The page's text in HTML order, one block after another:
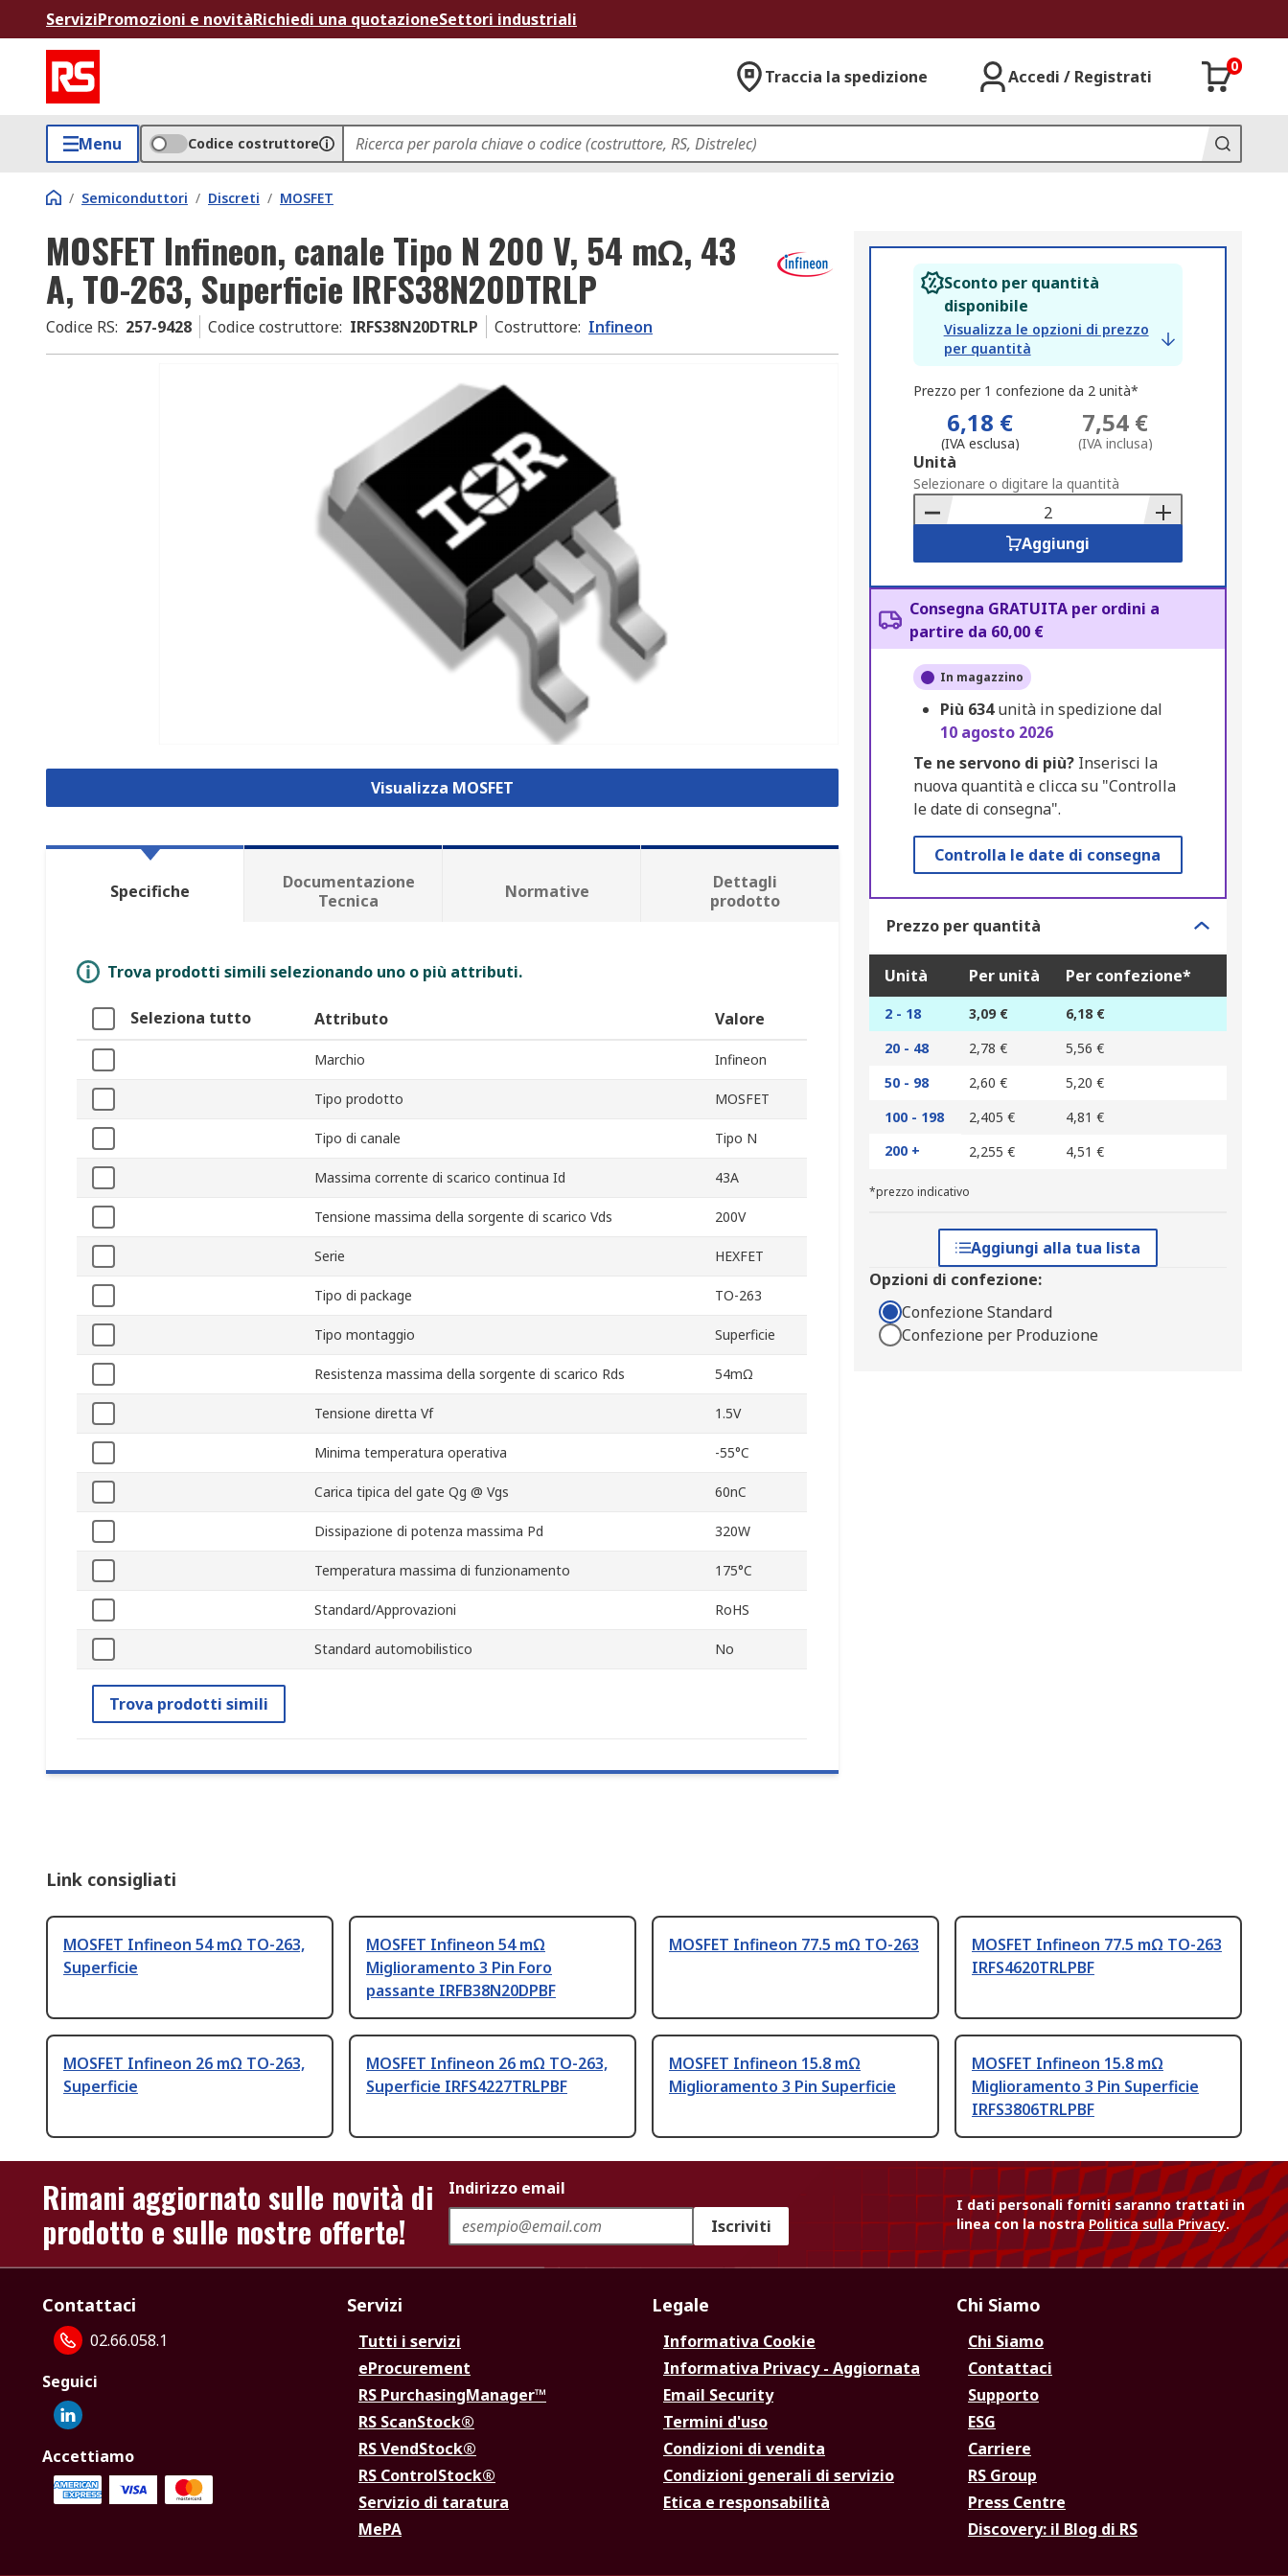
ServiziPromozioni e novitàRichiedi una quotazioneSettori industriali
Traccia la spedizione Accedi / Registrati
0
Menu Codice costruttore
/ Semiconduttori / Discreti / MOSFET
MOSFET Infineon, canale Tipo N 200 V, 54 mΩ, 43
A, TO-263, Superficie IRFS38N20DTRLP
Codice RS: 257-9428 Codice costruttore: IRFS38N20DTRLP Costruttore: Infineon
Visualizza MOSFET
Sconto per quantità
disponibile
Visualizza le opzioni di prezzo
per quantità
Prezzo per 1 confezione da 2 unità*
6,18 €
(IVA esclusa)
7,54 €
(IVA inclusa)
Add
to
Basket
Unità
Selezionare o digitare la quantità
Aggiungi
Consegna GRATUITA per ordini a
partire da 60,00 €
In magazzino
Più 634unità in spedizione dal
10 agosto 2026
Te ne servono di più?Inserisci la
nuova quantità e clicca su "Controlla
le date di consegna".
Controlla le date di consegna
Prezzo per quantità
Unità Per unità Per confezione*
2 - 18 3,09 €
6,18 €
20 - 48
2,78 €
5,56 €
50 - 98
2,60 €
5,20 €
100 - 198
2,405 €
4,81 €
200 +
2,255 € 4,51 €
*prezzo indicativo
Aggiungi alla tua lista
Opzioni di confezione:
Confezione Standard
Confezione per Produzione
Specifiche
Documentazione
Tecnica
Normative
Dettagli
prodotto
Trova prodotti simili selezionando uno o più attributi.
Seleziona tutto Attributo Valore
Marchio Infineon
Tipo prodotto MOSFET
Tipo di canale Tipo N
Massima corrente di scarico continua Id 43A
Tensione massima della sorgente di scarico Vds 200V
Serie HEXFET
Tipo di package TO-263
Tipo montaggio Superficie
Resistenza massima della sorgente di scarico Rds 54mΩ
Tensione diretta Vf 1.5V
Minima temperatura operativa -55°C
Carica tipica del gate Qg @ Vgs 60nC
Dissipazione di potenza massima Pd 320W
Temperatura massima di funzionamento 175°C
Standard/Approvazioni RoHS
Standard automobilistico No
Trova prodotti simili
Link consigliati
MOSFET Infineon 54 mΩ TO-263,
Superficie
MOSFET Infineon 54 mΩ
Miglioramento 3 Pin Foro
passante IRFB38N20DPBF
MOSFET Infineon 77.5 mΩ TO-263
MOSFET Infineon 77.5 mΩ TO-263
IRFS4620TRLPBF
MOSFET Infineon 26 mΩ TO-263,
Superficie
MOSFET Infineon 26 mΩ TO-263,
Superficie IRFS4227TRLPBF
MOSFET Infineon 15.8 mΩ
Miglioramento 3 Pin Superficie
MOSFET Infineon 15.8 mΩ
Miglioramento 3 Pin Superficie
IRFS3806TRLPBF
Rimani aggiornato sulle novità di
prodotto e sulle nostre offerte!
Indirizzo email
Iscriviti
I dati personali forniti saranno trattati in
linea con la nostraPolitica sulla Privacy.
Contattaci
02.66.058.1
Seguici
Accettiamo
Servizi
Tutti i servizi
eProcurement
RS PurchasingManager™
RS ScanStock®
RS VendStock®
RS ControlStock®
Servizio di taratura
MePA
Legale
Informativa Cookie
Informativa Privacy - Aggiornata
Email Security
Termini d'uso
Condizioni di vendita
Condizioni generali di servizio
Etica e responsabilità
Chi Siamo
Chi Siamo
Contattaci
Supporto
ESG
Carriere
RS Group
Press Centre
Discovery: il Blog di RS